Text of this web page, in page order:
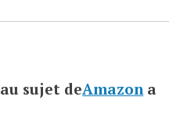
au sujet deAmazon a